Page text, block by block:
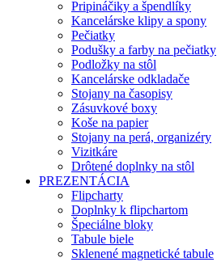
Pripináčiky a špendlíky
Kancelárske klipy a spony
Pečiatky
Podušky a farby na pečiatky
Podložky na stôl
Kancelárske odkladače
Stojany na časopisy
Zásuvkové boxy
Koše na papier
Stojany na perá, organizéry
Vizitkáre
Drôtené doplnky na stôl
PREZENTÁCIA
Flipcharty
Doplnky k flipchartom
Špeciálne bloky
Tabule biele
Sklenené magnetické tabule